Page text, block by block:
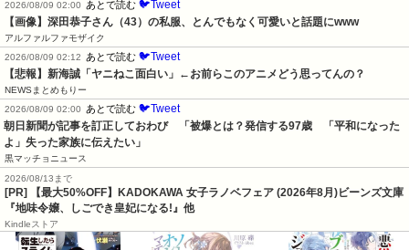
2026/08/09 02:00 あとで読む 🐦Tweet
【画像】深田恭子さん（43）の私服、とんでもなく可愛いと話題にwww
アルファルファモザイク
2026/08/09 02:12 あとで読む 🐦Tweet
【悲報】新海誠「ヤニねこ面白い」←お前らこのアニメどう思ってんの？
NEWSまとめもりー
2026/08/09 02:00 あとで読む 🐦Tweet
朝日新聞が記事を訂正しておわび　「被爆とは？発信する97歳　「平和になった
よ」失った家族に伝えたい」
黒マッチョニュース
2026/08/13まで
[PR] 【最大50%OFF】KADOKAWA 女子ラノベフェア (2026年8月)ビーンズ文庫
『地味令嬢、しごでき皇妃になる!』他
Kindleストア